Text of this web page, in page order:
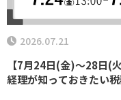
【7月24日(金)～28日(
経理が知っておきたい
2026.07.21